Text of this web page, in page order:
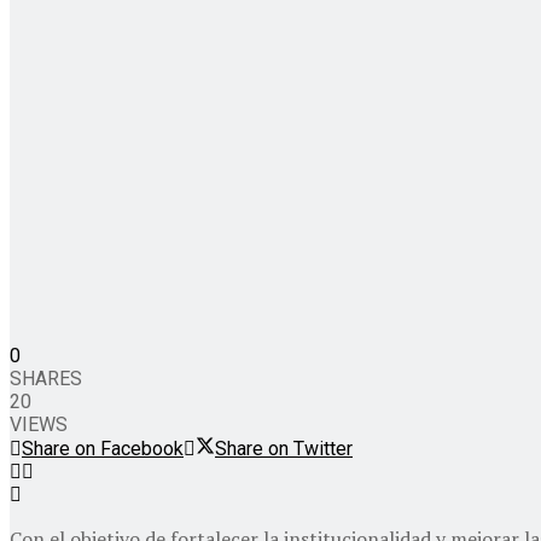
0
SHARES
20
VIEWS
Share on Facebook
Share on Twitter